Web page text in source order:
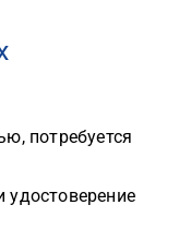
потребуется
удостоверение